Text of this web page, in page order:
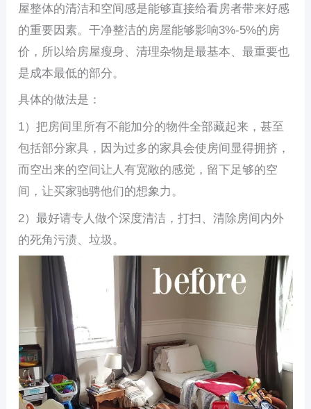
屋整体的清洁和空间感是能够直接给看房者带来好感
的重要因素。干净整洁的房屋能够影响3%-5%的房
价，所以给房屋瘦身、清理杂物是最基本、最重要也
是成本最低的部分。
具体的做法是：
1）把房间里所有不能加分的物件全部藏起来，甚至
包括部分家具，因为过多的家具会使房间显得拥挤，
而空出来的空间让人有宽敞的感觉，留下足够的空
间，让买家驰骋他们的想象力。
2）最好请专人做个深度清洁，打扫、清除房间内外
的死角污渍、垃圾。